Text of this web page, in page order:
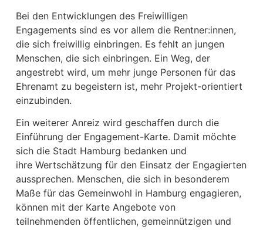
Bei den Entwicklungen des Freiwilligen
Engagements sind es vor allem die Rentner:innen,
die sich freiwillig einbringen. Es fehlt an jungen
Menschen, die sich einbringen. Ein Weg, der
angestrebt wird, um mehr junge Personen für das
Ehrenamt zu begeistern ist, mehr Projekt-orientiert
einzubinden.
Ein weiterer Anreiz wird geschaffen durch die
Einführung der Engagement-Karte. Damit möchte
sich die Stadt Hamburg bedanken und
ihre Wertschätzung für den Einsatz der Engagierten
aussprechen. Menschen, die sich in besonderem
Maße für das Gemeinwohl in Hamburg engagieren,
können mit der Karte Angebote von
teilnehmenden öffentlichen, gemeinnützigen und